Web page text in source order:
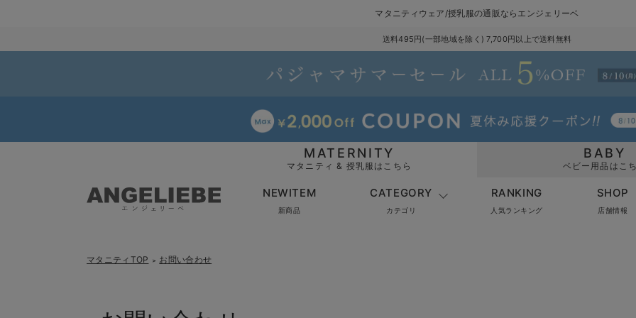
マタニティウェア/授乳服の通販ならエンジェリーベ
送料495円(一部地域を除く) 7,700円以上で送料無料
MATERNITY
マタニティ & 授乳服はこちら
BABY
ベビー用品はこ
NEWITEM
新商品
CATEGORY
カテゴリ
RANKING
人気ランキング
SHOP
店舗情報
マタニティTOP ＞ お問い合わせ